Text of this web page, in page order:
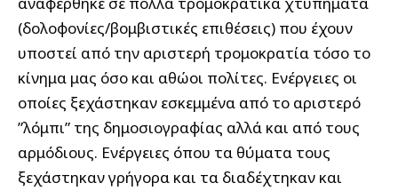
(δολοφονίες/βομβιστικές επιθέσεις) που έχουν
υποστεί από την αριστερή τρομοκρατία τόσο το
κίνημα μας όσο και αθώοι πολίτες. Ενέργειες οι
οποίες ξεχάστηκαν εσκεμμένα από το αριστερό
”λόμπι” της δημοσιογραφίας αλλά και από τους
αρμόδιους. Ενέργειες όπου τα θύματα τους
ξεχάστηκαν γρήγορα και τα διαδέχτηκαν και